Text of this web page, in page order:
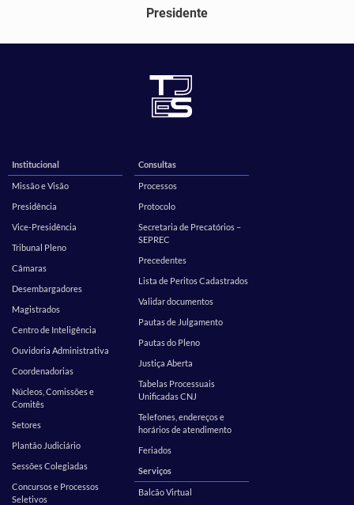
Presidente
Institucional
Missão e Visão
Presidência
Vice-Presidência
Tribunal Pleno
Câmaras
Desembargadores
Magistrados
Centro de Inteligência
Ouvidoria Administrativa
Coordenadorias
Núcleos, Comissões e
Comitês
Setores
Plantão Judiciário
Sessões Colegiadas
Concursos e Processos
Seletivos
Consultas
Processos
Protocolo
Secretaria de Precatórios –
SEPREC
Precedentes
Lista de Peritos Cadastrados
Validar documentos
Pautas de Julgamento
Pautas do Pleno
Justiça Aberta
Tabelas Processuais
Unificadas CNJ
Telefones, endereços e
horários de atendimento
Feriados
Serviços
Balcão Virtual